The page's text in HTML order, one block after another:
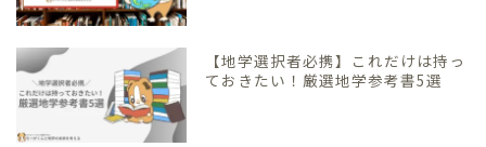
【地学選択者必携】これだけは持っ
ておきたい！厳選地学参考書5選